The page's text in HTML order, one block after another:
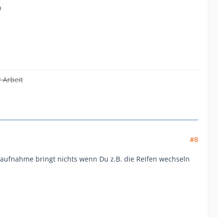
Arbeit
#8
bringt nichts wenn Du z.B. die Reifen wechseln